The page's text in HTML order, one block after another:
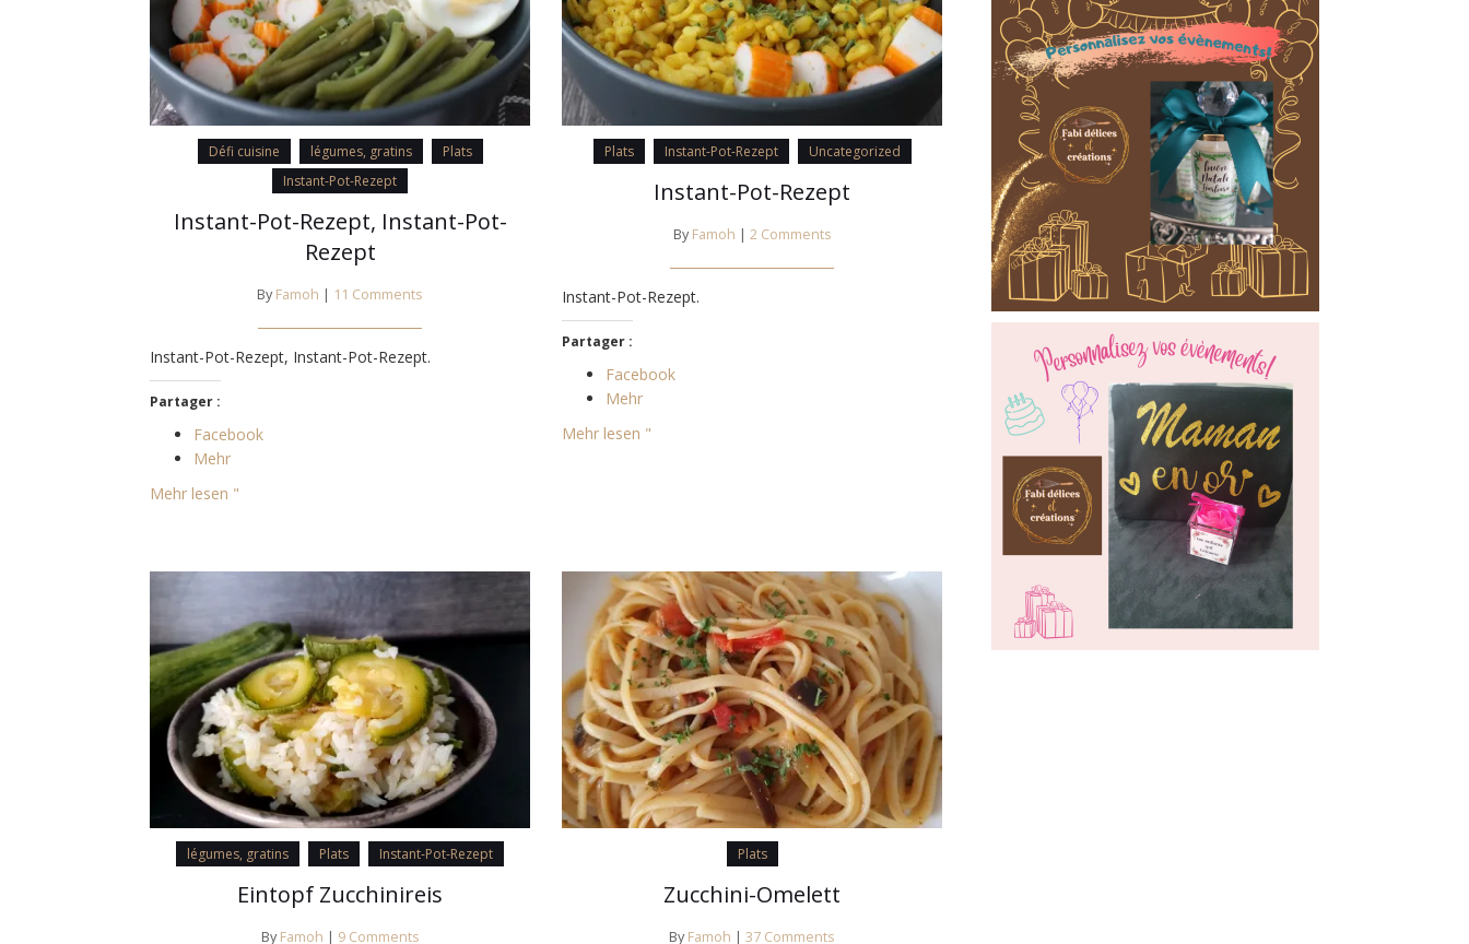
Défi cuisine légumes, gratins
Plats
Instant-Pot-Rezept
Instant-Pot-Rezept, Instant-Pot-
Rezept
By Famoh | 11 Comments
Instant-Pot-Rezept, Instant-Pot-Rezept.
Partager :
Facebook
Mehr
Mehr lesen "
Plats Instant-Pot-Rezept Uncategorized
Instant-Pot-Rezept
By Famoh | 2 Comments
Instant-Pot-Rezept.
Partager :
Facebook
Mehr
Mehr lesen "
légumes, gratins Plats Instant-Pot-Rezept
Eintopf Zucchinireis
By Famoh | 9 Comments
Plats
Zucchini-Omelett
By Famoh | 37 Comments